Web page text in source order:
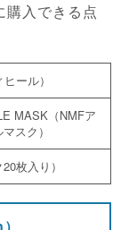
購入できる点
ール）
MASK（NMFア
スク）
枚入り）